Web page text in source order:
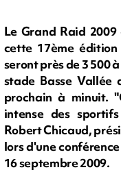
Le Grand Raid
cette 17ème
seront près de 3 500
stade Basse Vallée
prochain à minuit.
intense des
Robert Chicaud,
lors d'une
16 septembre 2009.